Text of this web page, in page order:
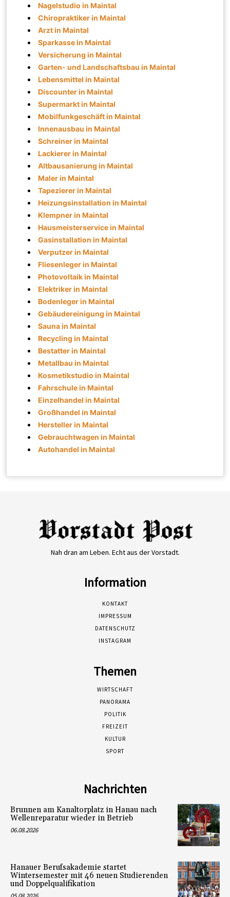
Nagelstudio in Maintal
Chiropraktiker in Maintal
Arzt in Maintal
Sparkasse in Maintal
Versicherung in Maintal
Garten- und Landschaftsbau in Maintal
Lebensmittel in Maintal
Discounter in Maintal
Supermarkt in Maintal
Mobilfunkgeschäft in Maintal
Innenausbau in Maintal
Schreiner in Maintal
Lackierer in Maintal
Altbausanierung in Maintal
Maler in Maintal
Tapezierer in Maintal
Heizungsinstallation in Maintal
Klempner in Maintal
Hausmeisterservice in Maintal
Gasinstallation in Maintal
Verputzer in Maintal
Fliesenleger in Maintal
Photovoltaik in Maintal
Elektriker in Maintal
Bodenleger in Maintal
Gebäudereinigung in Maintal
Sauna in Maintal
Recycling in Maintal
Bestatter in Maintal
Metallbau in Maintal
Kosmetikstudio in Maintal
Fahrschule in Maintal
Einzelhandel in Maintal
Großhandel in Maintal
Hersteller in Maintal
Gebrauchtwagen in Maintal
Autohandel in Maintal
Nah dran am Leben. Echt aus der Vorstadt.
Information
KONTAKT
IMPRESSUM
DATENSCHUTZ
INSTAGRAM
Themen
WIRTSCHAFT
PANORAMA
POLITIK
FREIZEIT
KULTUR
SPORT
Nachrichten
Brunnen am Kanaltorplatz in Hanau nach
Wellenreparatur wieder in Betrieb
06.08.2026
Hanauer Berufsakademie startet
Wintersemester mit 46 neuen Studierenden
und Doppelqualifikation